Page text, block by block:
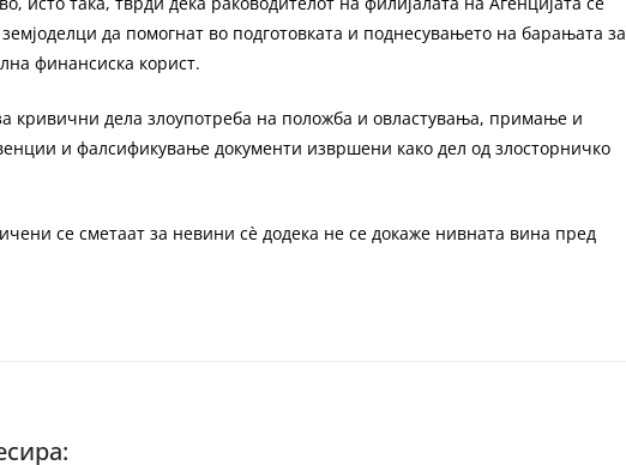
да помогнат во подготовката и поднесувањето на барањата за
финансиска корист.
кривични дела злоупотреба на положба и овластувања, примање и
и фалсификување документи извршени како дел од злосторничко
се сметаат за невини сè додека не се докаже нивната вина пред